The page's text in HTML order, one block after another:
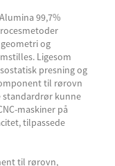
99,7%
og
Ligesom
presning og
til rørovn
standardrør kunne
maskiner på
tilpassede
til rørovn,